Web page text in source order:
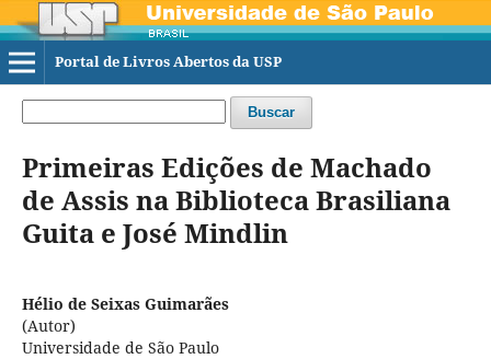
Portal de Livros Abertos da USP
Buscar
Primeiras Edições de Machado
de Assis na Biblioteca Brasiliana
Guita e José Mindlin
Hélio de Seixas Guimarães
(Autor)
Universidade de São Paulo